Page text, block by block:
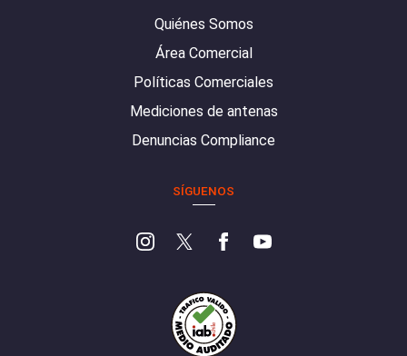
Quiénes Somos
Área Comercial
Políticas Comerciales
Mediciones de antenas
Denuncias Compliance
SÍGUENOS